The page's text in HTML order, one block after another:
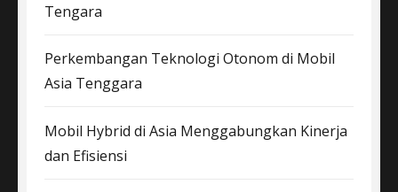
Tengara
Perkembangan Teknologi Otonom di Mobil
Asia Tenggara
Mobil Hybrid di Asia Menggabungkan Kinerja
dan Efisiensi